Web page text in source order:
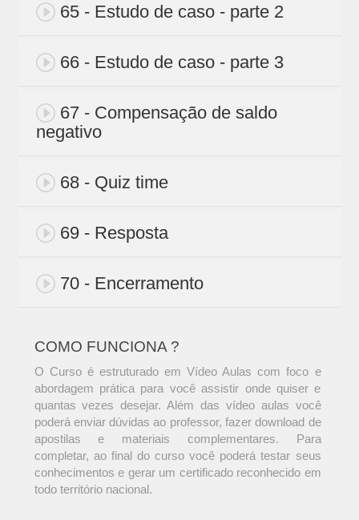
65 - Estudo de caso - parte 2
66 - Estudo de caso - parte 3
67 - Compensação de saldo
negativo
68 - Quiz time
69 - Resposta
70 - Encerramento
COMO FUNCIONA ?
O Curso é estruturado em Vídeo Aulas com foco e
abordagem prática para você assistir onde quiser e
quantas vezes desejar. Além das vídeo aulas você
poderá enviar dúvidas ao professor, fazer download de
apostilas e materiais complementares. Para
completar, ao final do curso você poderá testar seus
conhecimentos e gerar um certificado reconhecido em
todo território nacional.